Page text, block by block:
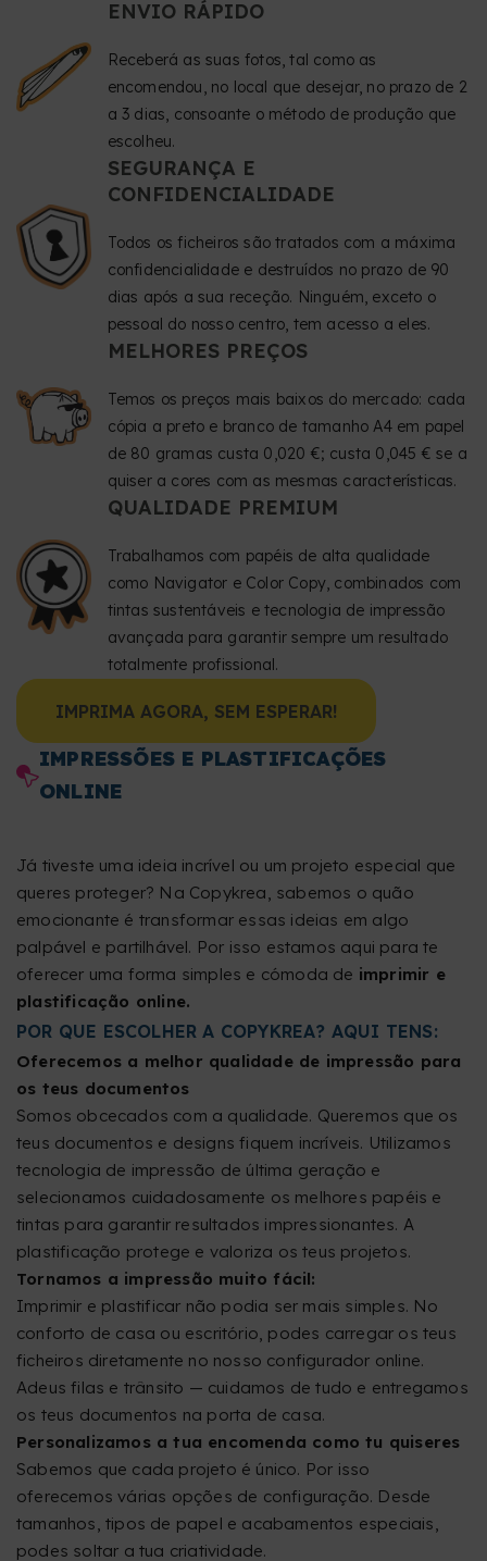
ENVIO RÁPIDO
Receberá as suas fotos, tal como as
encomendou, no local que desejar, no prazo de 2
a 3 dias, consoante o método de produção que
escolheu.
SEGURANÇA E
CONFIDENCIALIDADE
Todos os ficheiros são tratados com a máxima
confidencialidade e destruídos no prazo de 90
dias após a sua receção. Ninguém, exceto o
pessoal do nosso centro, tem acesso a eles.
MELHORES PREÇOS
Temos os preços mais baixos do mercado: cada
cópia a preto e branco de tamanho A4 em papel
de 80 gramas custa 0,020 €; custa 0,045 € se a
quiser a cores com as mesmas características.
QUALIDADE PREMIUM
Trabalhamos com papéis de alta qualidade
como Navigator e Color Copy, combinados com
tintas sustentáveis e tecnologia de impressão
avançada para garantir sempre um resultado
totalmente profissional.
IMPRIMA AGORA, SEM ESPERAR!
IMPRESSÕES E PLASTIFICAÇÕES
ONLINE
Já tiveste uma ideia incrível ou um projeto especial que
queres proteger? Na Copykrea, sabemos o quão
emocionante é transformar essas ideias em algo
palpável e partilhável. Por isso estamos aqui para te
oferecer uma forma simples e cómoda de imprimir e
plastificação online.
POR QUE ESCOLHER A COPYKREA? AQUI TENS:
Oferecemos a melhor qualidade de impressão para
os teus documentos
Somos obcecados com a qualidade. Queremos que os
teus documentos e designs fiquem incríveis. Utilizamos
tecnologia de impressão de última geração e
selecionamos cuidadosamente os melhores papéis e
tintas para garantir resultados impressionantes. A
plastificação protege e valoriza os teus projetos.
Tornamos a impressão muito fácil:
Imprimir e plastificar não podia ser mais simples. No
conforto de casa ou escritório, podes carregar os teus
ficheiros diretamente no nosso configurador online.
Adeus filas e trânsito — cuidamos de tudo e entregamos
os teus documentos na porta de casa.
Personalizamos a tua encomenda como tu quiseres
Sabemos que cada projeto é único. Por isso
oferecemos várias opções de configuração. Desde
tamanhos, tipos de papel e acabamentos especiais,
podes soltar a tua criatividade.